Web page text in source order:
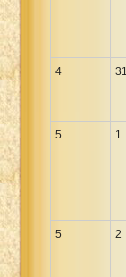
4 31
5 1
5 2